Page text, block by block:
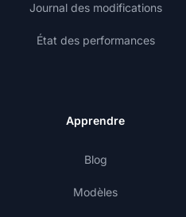
Journal des modifications
État des performances
Apprendre
Blog
Modèles